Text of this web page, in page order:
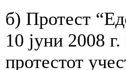
б) Протест
10 јуни 2008
протестот